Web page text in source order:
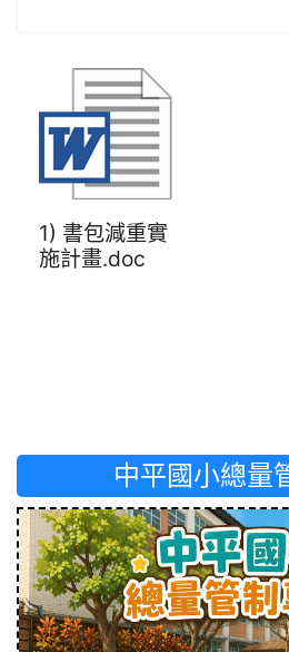
1) 書包減重實
施計畫.doc
中平國小總量